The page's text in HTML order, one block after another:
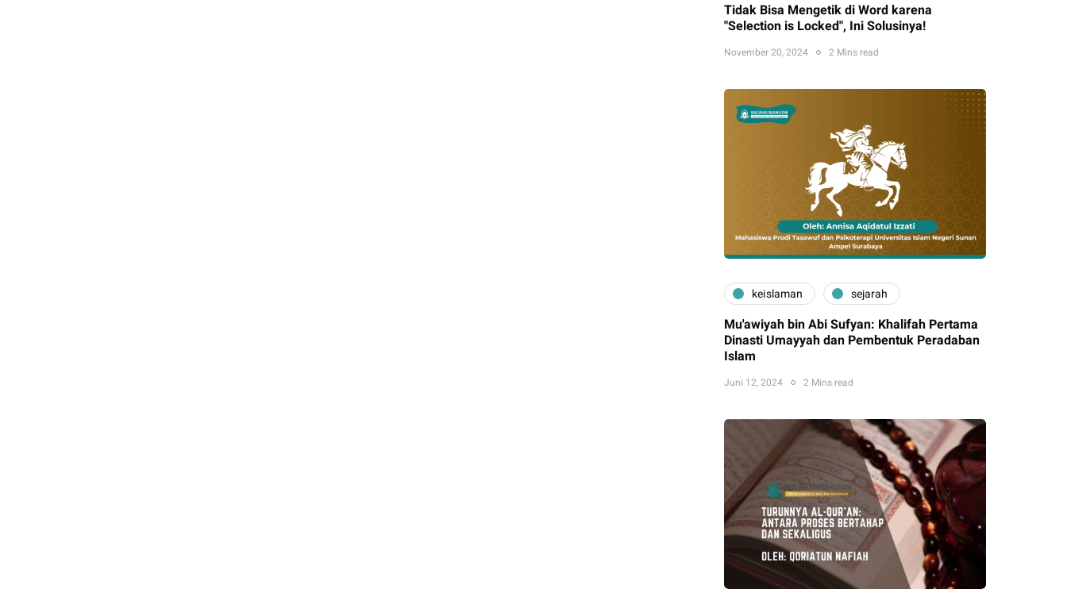
Tidak Bisa Mengetik di Word karena
"Selection is Locked", Ini Solusinya!
November 20, 2024 2 Mins read
keislaman sejarah
Mu'awiyah bin Abi Sufyan: Khalifah Pertama
Dinasti Umayyah dan Pembentuk Peradaban
Islam
Juni 12, 2024 2 Mins read